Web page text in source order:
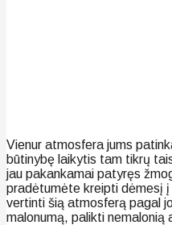
Vienur atmosfera jums
būtinybę laikytis tam tikrų
jau pakankamai patyręs
pradėtumėte kreipti dėmesį
vertinti šią atmosferą pagal
malonumą, palikti nemalonią